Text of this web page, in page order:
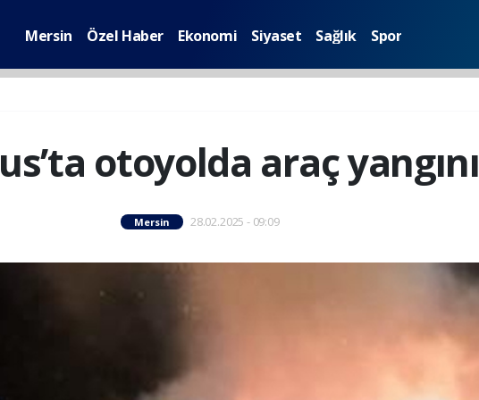
Mersin Özel Haber Ekonomi Siyaset Sağlık Spor
otoyolda araç yangını
Mersin 28.02.2025 - 09:09